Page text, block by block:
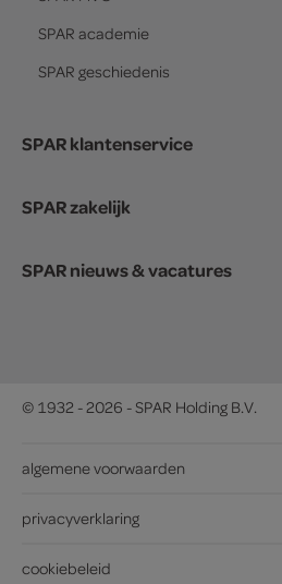
SPAR academie
SPAR geschiedenis
SPAR klantenservice
SPAR zakelijk
SPAR nieuws & vacatures
© 1932 - 2026 - SPAR Holding B.V.
algemene voorwaarden
privacyverklaring
cookiebeleid